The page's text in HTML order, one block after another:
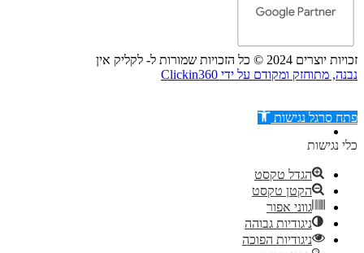
זכויות יוצרים 2024 © כל הזכויות שמורות ל- לקליק אין
נבנה, מתוחזק ומקודם על ידי Clickin360
דילוג לתוכן
פתח סרגל נגישות
כלי נגישות
הגדל טקסט
הקטן טקסט
גווני אפור
ניגודיות גבוהה
ניגודיות הפוכה